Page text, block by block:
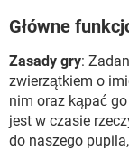
Główne
Zasady gry:
zwierzątkiem o
nim oraz kąpać
jest w czasie
do naszego